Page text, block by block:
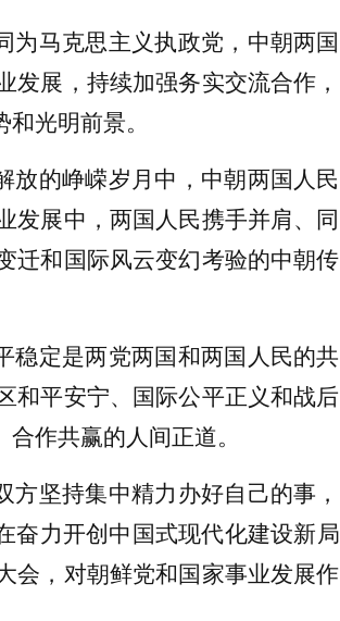
为马克思主义执政党，中朝两国
展，持续加强务实交流合作，
光明前景。
放的峥嵘岁月中，中朝两国人民
发展中，两国人民携手并肩、同
迁和国际风云变幻考验的中朝传
稳定是两党两国和两国人民的共
和平安宁、国际公平正义和战后
作共赢的人间正道。
坚持集中精力办好自己的事，
奋力开创中国式现代化建设新局
会，对朝鲜党和国家事业发展作